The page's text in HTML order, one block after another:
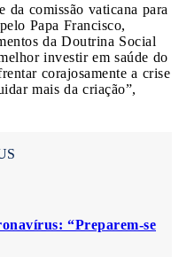
da comissão vaticana para
Papa Francisco,
da Doutrina Social
investir em saúde do
corajosamente a crise
mais da criação”,
“Preparem-se